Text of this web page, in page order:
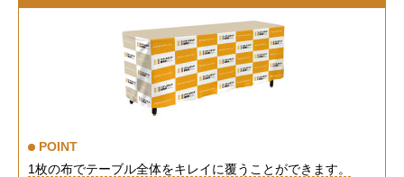
POINT
1枚の布でテーブル全体をキレイに覆うことができます。